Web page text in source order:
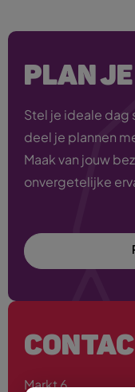
PLAN
Stel je ideale dag
deel je plannen
Maak van jouw
onvergetelijke
Markt 6